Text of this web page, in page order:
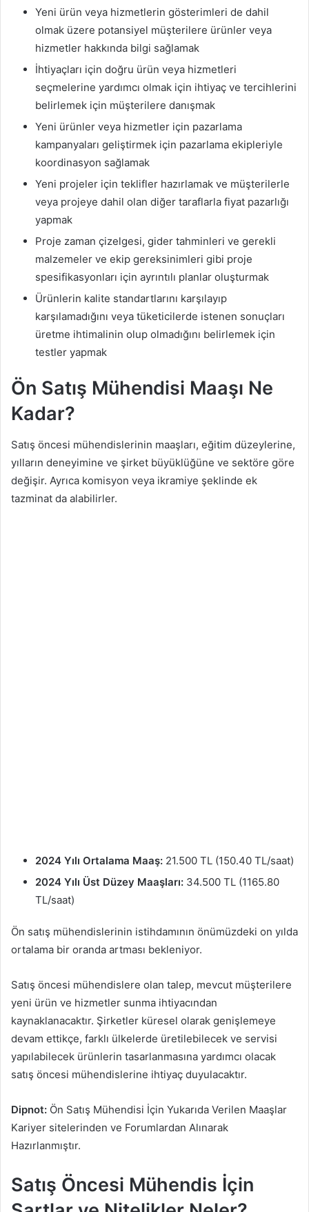
Yeni ürün veya hizmetlerin gösterimleri de dahil
olmak üzere potansiyel müşterilere ürünler veya
hizmetler hakkında bilgi sağlamak
İhtiyaçları için doğru ürün veya hizmetleri
seçmelerine yardımcı olmak için ihtiyaç ve tercihlerini
belirlemek için müşterilere danışmak
Yeni ürünler veya hizmetler için pazarlama
kampanyaları geliştirmek için pazarlama ekipleriyle
koordinasyon sağlamak
Yeni projeler için teklifler hazırlamak ve müşterilerle
veya projeye dahil olan diğer taraflarla fiyat pazarlığı
yapmak
Proje zaman çizelgesi, gider tahminleri ve gerekli
malzemeler ve ekip gereksinimleri gibi proje
spesifikasyonları için ayrıntılı planlar oluşturmak
Ürünlerin kalite standartlarını karşılayıp
karşılamadığını veya tüketicilerde istenen sonuçları
üretme ihtimalinin olup olmadığını belirlemek için
testler yapmak
Ön Satış Mühendisi Maaşı Ne
Kadar?
Satış öncesi mühendislerinin maaşları, eğitim düzeylerine,
yılların deneyimine ve şirket büyüklüğüne ve sektöre göre
değişir. Ayrıca komisyon veya ikramiye şeklinde ek
tazminat da alabilirler.
2024 Yılı Ortalama Maaş: 21.500 TL (150.40 TL/saat)
2024 Yılı Üst Düzey Maaşları: 34.500 TL (1165.80
TL/saat)
Ön satış mühendislerinin istihdamının önümüzdeki on yılda
ortalama bir oranda artması bekleniyor.
Satış öncesi mühendislere olan talep, mevcut müşterilere
yeni ürün ve hizmetler sunma ihtiyacından
kaynaklanacaktır. Şirketler küresel olarak genişlemeye
devam ettikçe, farklı ülkelerde üretilebilecek ve servisi
yapılabilecek ürünlerin tasarlanmasına yardımcı olacak
satış öncesi mühendislerine ihtiyaç duyulacaktır.
Dipnot: Ön Satış Mühendisi İçin Yukarıda Verilen Maaşlar
Kariyer sitelerinden ve Forumlardan Alınarak
Hazırlanmıştır.
Satış Öncesi Mühendis İçin